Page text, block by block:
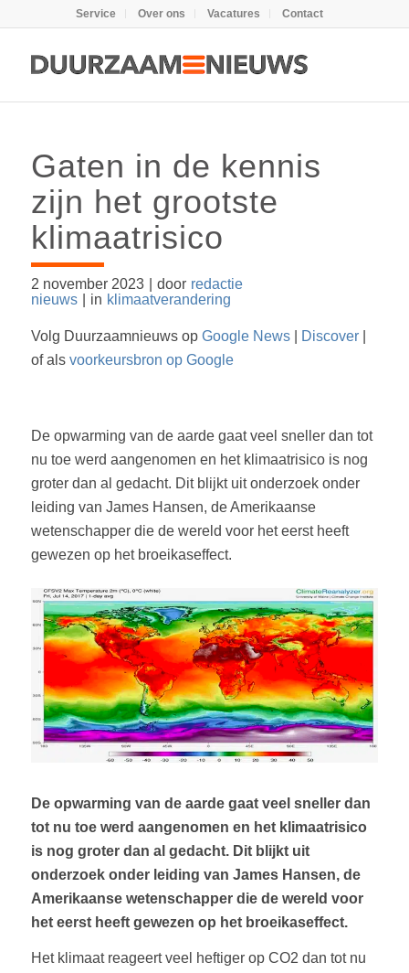
Service Over ons Vacatures Contact
Gaten in de kennis
zijn het grootste
klimaatrisico
2 november 2023 door redactie
nieuws
in klimaatverandering
Volg Duurzaamnieuws op Google News| Discover|
of als voorkeursbron op Google
De opwarming van de aarde gaat veel sneller dan tot
nu toe werd aangenomen en het klimaatrisico is nog
groter dan al gedacht. Dit blijkt uit onderzoek onder
leiding van James Hansen, de Amerikaanse
wetenschapper die de wereld voor het eerst heeft
gewezen op het broeikaseffect.
De opwarming van de aarde gaat veel sneller dan
tot nu toe werd aangenomen en het klimaatrisico
is nog groter dan al gedacht. Dit blijkt uit
onderzoek onder leiding van James Hansen, de
Amerikaanse wetenschapper die de wereld voor
het eerst heeft gewezen op het broeikaseffect.
Het klimaat reageert veel heftiger op CO2 dan tot nu